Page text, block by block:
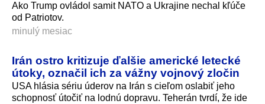
Ako Trump ovládol samit NATO a Ukrajine nechal kľúče
od Patriotov.
minulý mesiac
Irán ostro kritizuje ďalšie americké letecké
útoky, označil ich za vážny vojnový zločin
USA hlásia sériu úderov na Irán s cieľom oslabiť jeho
schopnosť útočiť na lodnú dopravu. Teherán tvrdí, že ide